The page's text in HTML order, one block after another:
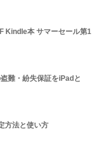
Kindle本 サマーセール第1
難・紛失保証をiPadと
方法と使い方